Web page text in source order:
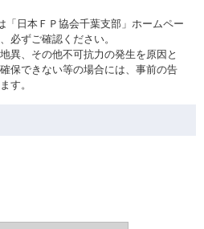
「日本ＦＰ協会千葉支部」ホームペー
必ずご確認ください。
異、その他不可抗力の発生を原因と
保できない等の場合には、事前の告
す。